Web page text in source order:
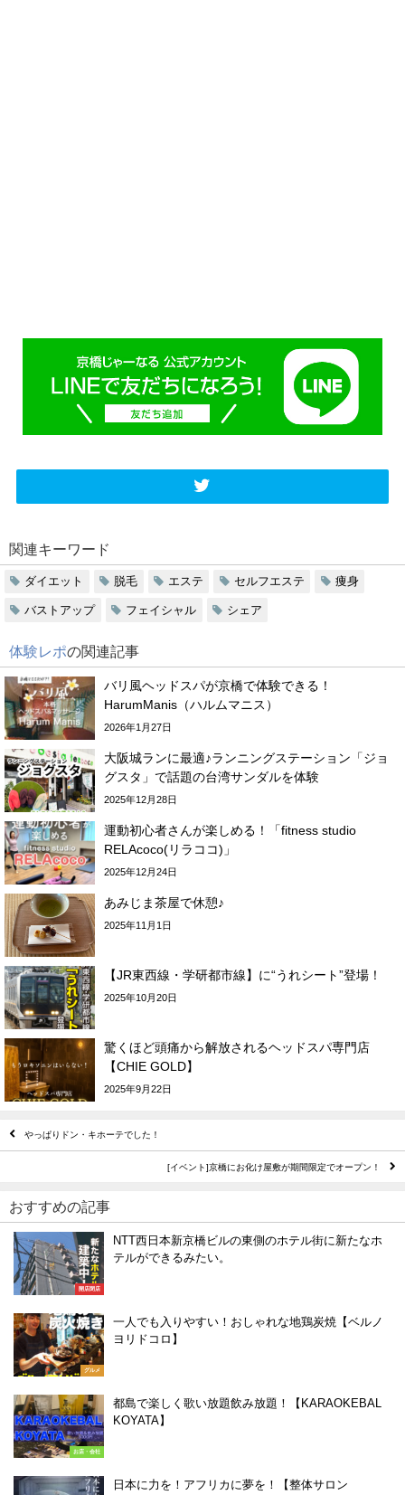
関連キーワード
ダイエット 脱毛 エステ セルフエステ 痩身
バストアップ フェイシャル シェア
体験レポの関連記事
バリ風ヘッドスパが京橋で体験できる！
HarumManis（ハルムマニス）
2026年1月27日
大阪城ランに最適♪ランニングステーション「ジョ
グスタ」で話題の台湾サンダルを体験
2025年12月28日
運動初心者さんが楽しめる！「fitness studio
RELAcoco(リラココ)」
2025年12月24日
あみじま茶屋で休憩♪
2025年11月1日
【JR東西線・学研都市線】に“うれシート”登場！
2025年10月20日
驚くほど頭痛から解放されるヘッドスパ専門店
【CHIE GOLD】
2025年9月22日
やっぱりドン・キホーテでした！
[イベント]京橋にお化け屋敷が期間限定でオープン！
おすすめの記事
開店閉店
NTT西日本新京橋ビルの東側のホテル街に新たなホ
テルができるみたい。
グルメ
一人でも入りやすい！おしゃれな地鶏炭焼【ベルノ
ヨリドコロ】
お店・会社
都島で楽しく歌い放題飲み放題！【KARAOKEBAL
KOYATA】
日本に力を！アフリカに夢を！【整体サロン